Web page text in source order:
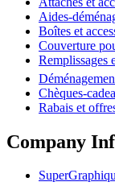
Aides-
Boîtes et
Couverture
Remplissages
Chèques-
Rabais et
Company